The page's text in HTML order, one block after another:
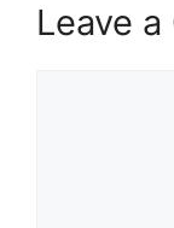
Leave